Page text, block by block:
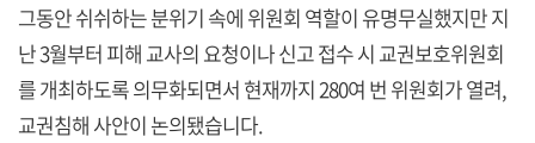
그동안 쉬쉬하는 분위기 속에 위원회 역할이 유명무실했지만 지
난 3월부터 피해 교사의 요청이나 신고 접수 시 교권보호위원회
를 개최하도록 의무화되면서 현재까지 280여 번 위원회가 열려,
교권침해 사안이 논의됐습니다.